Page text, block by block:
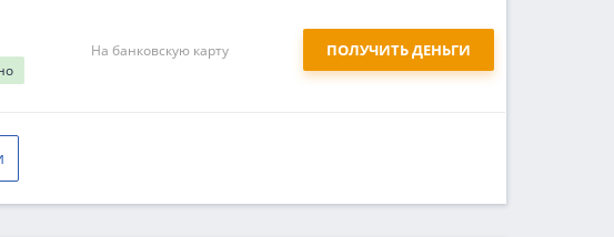
На банковскую карту ПОЛУЧИТЬ ДЕНЬГИ